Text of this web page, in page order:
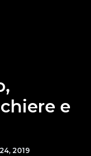
e
2019